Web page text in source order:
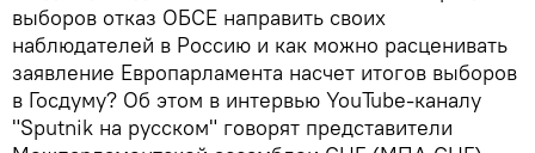
выборов отказ ОБСЕ направить своих
наблюдателей в Россию и как можно расценивать
заявление Европарламента насчет итогов выборов
в Госдуму? Об этом в интервью YouTube-каналу
"Sputnik на русском" говорят представители